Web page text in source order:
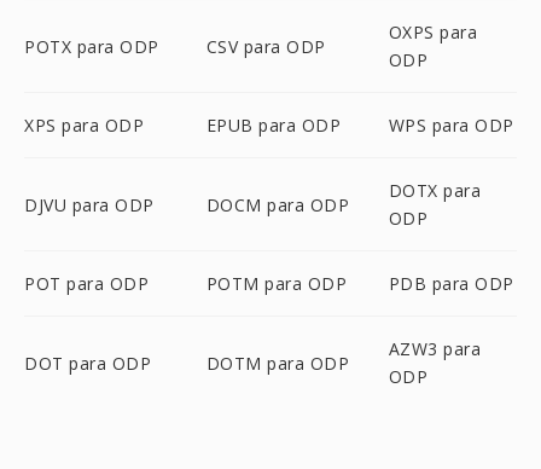
POTX para ODP CSV para ODP
OXPS para
ODP
XPS para ODP EPUB para ODP WPS para ODP
DJVU para ODP DOCM para ODP
DOTX para
ODP
POT para ODP POTM para ODP PDB para ODP
DOT para ODP DOTM para ODP
AZW3 para
ODP